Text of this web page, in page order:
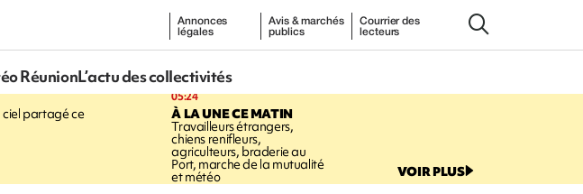
Annonces
légales
Avis & marchés
publics
Courrier des
lecteurs
RéunionL’actu des collectivités
partagé ce
05:24
À LA UNE CE MATIN
Travailleurs étrangers,
chiens renifleurs,
agriculteurs, braderie au
Port, marche de la mutualité
et météo VOIR PLUS